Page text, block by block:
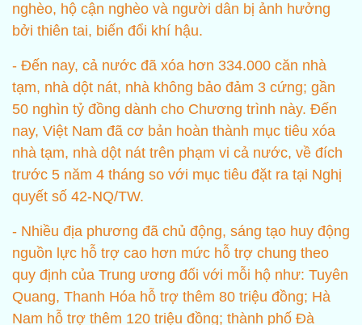
nghèo, hộ cận nghèo và người dân bị ảnh hưởng
bởi thiên tai, biến đổi khí hậu.
- Đến nay, cả nước đã xóa hơn 334.000 căn nhà
tạm, nhà dột nát, nhà không bảo đảm 3 cứng; gần
50 nghìn tỷ đồng dành cho Chương trình này. Đến
nay, Việt Nam đã cơ bản hoàn thành mục tiêu xóa
nhà tạm, nhà dột nát trên phạm vi cả nước, về đích
trước 5 năm 4 tháng so với mục tiêu đặt ra tại Nghị
quyết số 42-NQ/TW.
- Nhiều địa phương đã chủ động, sáng tạo huy động
nguồn lực hỗ trợ cao hơn mức hỗ trợ chung theo
quy định của Trung ương đối với mỗi hộ như: Tuyên
Quang, Thanh Hóa hỗ trợ thêm 80 triệu đồng; Hà
Nam hỗ trợ thêm 120 triệu đồng; thành phố Đà